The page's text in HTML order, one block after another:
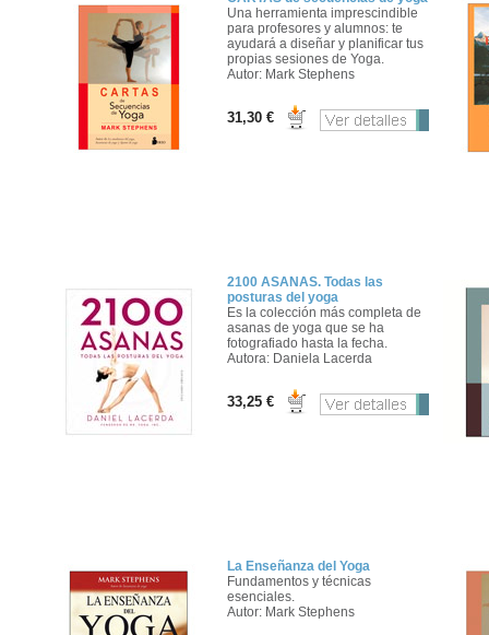
Una herramienta imprescindible
para profesores y alumnos: te
ayudará a diseñar y planificar tus
propias sesiones de Yoga.
Autor: Mark Stephens
31,30 €
2100 ASANAS. Todas las
posturas del yoga
Es la colección más completa de
asanas de yoga que se ha
fotografiado hasta la fecha.
Autora: Daniela Lacerda
33,25 €
La Enseñanza del Yoga
Fundamentos y técnicas
esenciales.
Autor: Mark Stephens